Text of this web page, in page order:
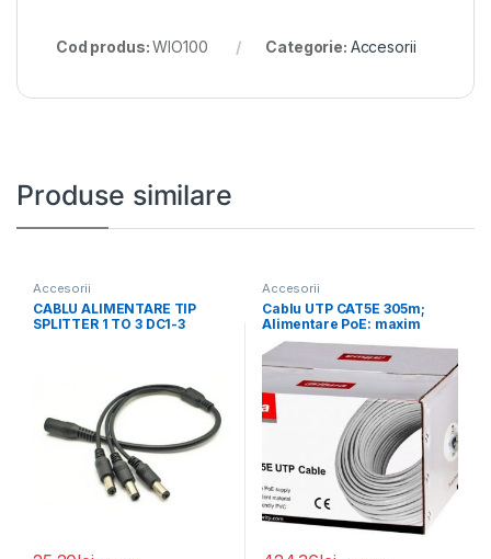
Cod produs:WIO100 Categorie: Accesorii
Produse similare
Accesorii
CABLU ALIMENTARE TIP
SPLITTER 1 TO 3 DC1-3
Accesorii
Cablu UTP CAT5E 305m;
Alimentare PoE: maxim
160m, conductor: 0.45*